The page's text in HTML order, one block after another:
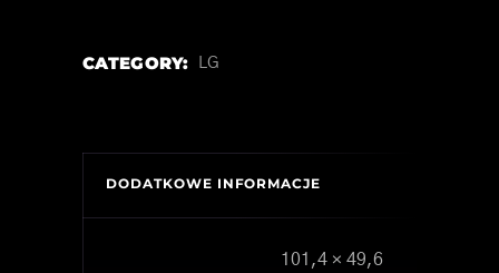
CATEGORY: LG
DODATKOWE INFORMACJE
101,4 × 49,6